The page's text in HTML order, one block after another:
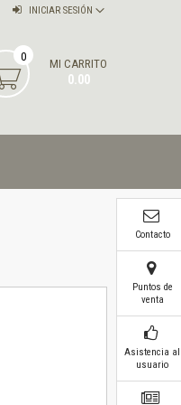
INICIAR SESIÓN
MI CARRITO
0.00
0
Contacto
Puntos de
venta
Asistencia al
usuario